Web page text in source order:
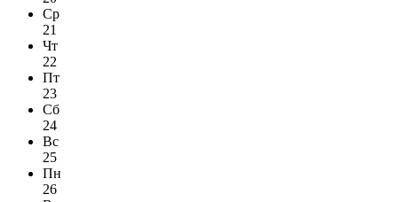
Ср
21
Чт
22
Пт
23
Сб
24
Вс
25
Пн
26